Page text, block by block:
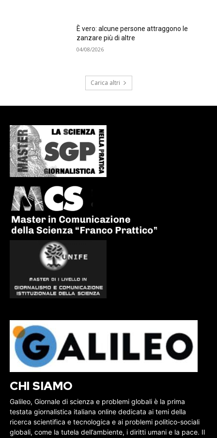
È vero: alcune persone attraggono le
zanzare più di altre
04/08/2026
Carica altri
CHI SIAMO
Galileo, Giornale di scienza e problemi globali è la prima
testata giornalistica italiana online dedicata ai temi della
ricerca scientifica e tecnologica e ai problemi politico-sociali
globali, come la tutela dell’ambiente, i diritti umani e la pace. Il